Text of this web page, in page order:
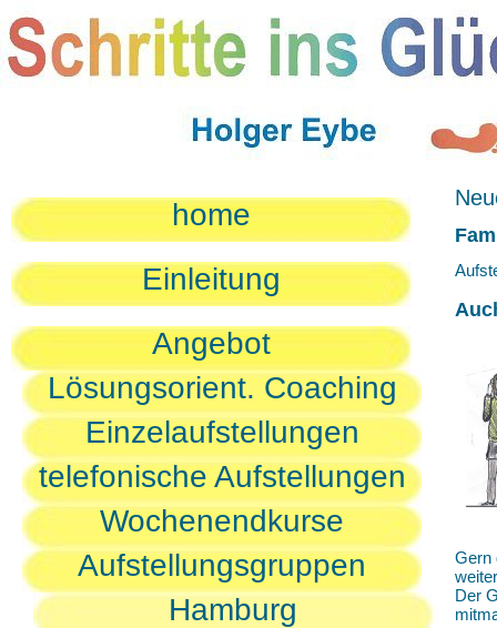
home
Einleitung
Angebot
Lösungsorient. Coaching
Einzelaufstellungen
telefonische Aufstellungen
Wochenendkurse
Aufstellungsgruppen
Hamburg
Gern
Der